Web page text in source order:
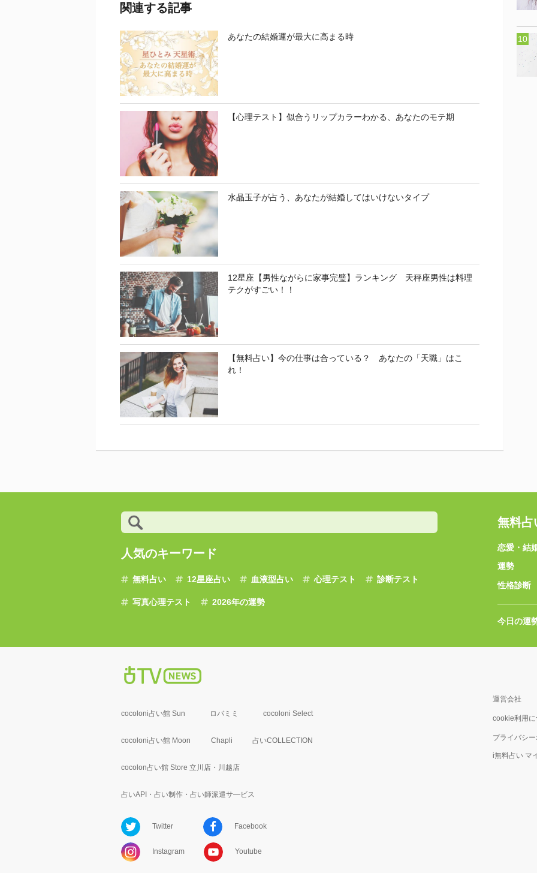
関連する記事
あなたの結婚運が最大に高まる時
【心理テスト】似合うリップカラーわかる、あなたのモテ期
水晶玉子が占う、あなたが結婚してはいけないタイプ
12星座【男性ながらに家事完璧】ランキング 天秤座男性は料理
テクがすごい！！
【無料占い】今の仕事は合っている？ あなたの「天職」はこ
れ！
人気のキーワード
無料占い 12星座占い 血液型占い 心理テスト 診断テスト
写真心理テスト 2026年の運勢
無料占
恋愛・結
運勢
性格診断
今日の運
cocoloni占い館 Sun ロバミミ cocoloni Select
cocoloni占い館 Moon Chapli 占いCOLLECTION
cocolon占い館 Store 立川店・川越店
占いAPI・占い制作・占い師派遣サ―ビス
運営会社
cookie利用
プライバシ
i無料占い マ